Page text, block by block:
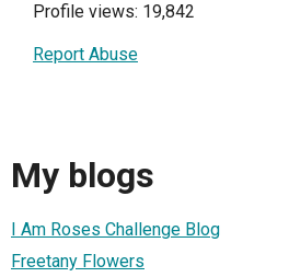
Profile views: 19,842
Report Abuse
My blogs
I Am Roses Challenge Blog
Freetany Flowers